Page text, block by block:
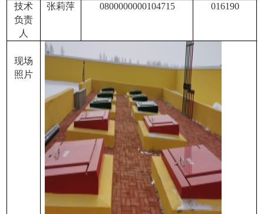
技术
负责
人
张莉萍 0800000000104715 016190
现场
照片